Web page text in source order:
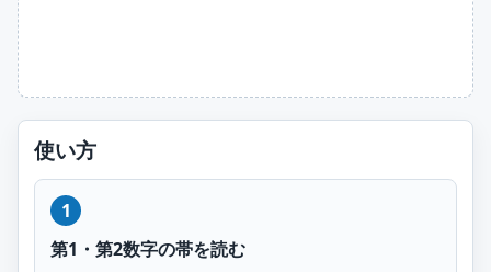
使い方
第1・第2数字の帯を読む